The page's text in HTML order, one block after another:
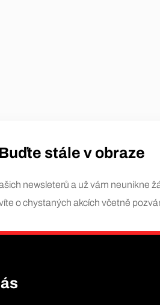
stále v obraze
newsleterů a už vám neunikne
o chystaných akcích včetně